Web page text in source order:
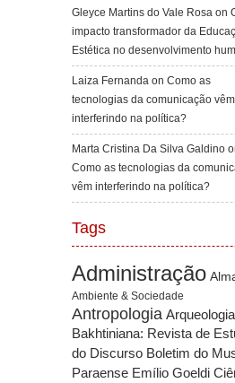
Gleyce Martins do Vale Rosa on
impacto transformador da
Estética no desenvolvimento
Laiza Fernanda on Como as
tecnologias da comunicação vêm
interferindo na política?
Marta Cristina Da Silva Galdino
Como as tecnologias da
vêm interferindo na política?
Tags
Administração
Ambiente & Sociedade
Antropologia Arqueologia
Bakhtiniana: Revista de
do Discurso Boletim do
Paraense Emílio Goeldi